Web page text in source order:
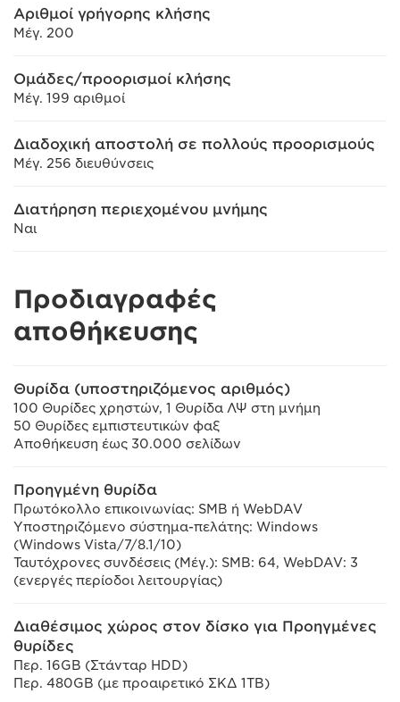
Αριθμοί γρήγορης κλήσης
Μέγ. 200
Ομάδες/προορισμοί κλήσης
Μέγ. 199 αριθμοί
Διαδοχική αποστολή σε πολλούς προορισμούς
Μέγ. 256 διευθύνσεις
Διατήρηση περιεχομένου μνήμης
Ναι
Προδιαγραφές
αποθήκευσης
Θυρίδα (υποστηριζόμενος αριθμός)
100 Θυρίδες χρηστών, 1 Θυρίδα ΛΨ στη μνήμη
50 Θυρίδες εμπιστευτικών φαξ
Αποθήκευση έως 30.000 σελίδων
Προηγμένη θυρίδα
Πρωτόκολλο επικοινωνίας: SMB ή WebDAV
Υποστηριζόμενο σύστημα-πελάτης: Windows
(Windows Vista/7/8.1/10)
Ταυτόχρονες συνδέσεις (Μέγ.): SMB: 64, WebDAV: 3
(ενεργές περίοδοι λειτουργίας)
Διαθέσιμος χώρος στον δίσκο για Προηγμένες
θυρίδες
Περ. 16GB (Στάνταρ HDD)
Περ. 480GB (με προαιρετικό ΣΚΔ 1TB)